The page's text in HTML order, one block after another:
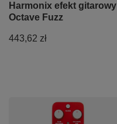
Harmonix efekt gitarowy
Octave Fuzz
443,62 zł